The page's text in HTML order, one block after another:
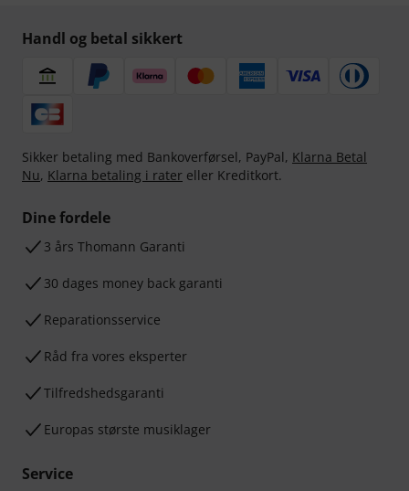
Handl og betal sikkert
Sikker betaling med Bankoverførsel, PayPal, Klarna Betal
Nu, Klarna betaling i rater eller Kreditkort.
Dine fordele
3 års Thomann Garanti
30 dages money back garanti
Reparationsservice
Råd fra vores eksperter
Tilfredshedsgaranti
Europas største musiklager
Service